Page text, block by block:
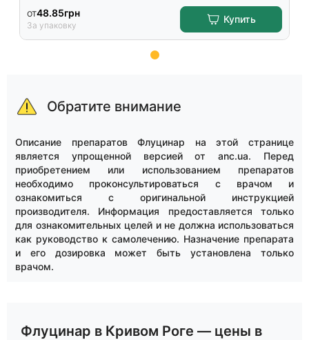
от48.85грн
За упаковку
Купить
7
Обратите внимание
Описание препаратов Флуцинар на этой странице
является упрощенной версией от anc.ua. Перед
приобретением или использованием препаратов
необходимо проконсультироваться с врачом и
ознакомиться с оригинальной инструкцией
производителя. Информация предоставляется только
для ознакомительных целей и не должна использоваться
как руководство к самолечению. Назначение препарата
и его дозировка может быть установлена только
врачом.
Флуцинар в Кривом Роге — цены в